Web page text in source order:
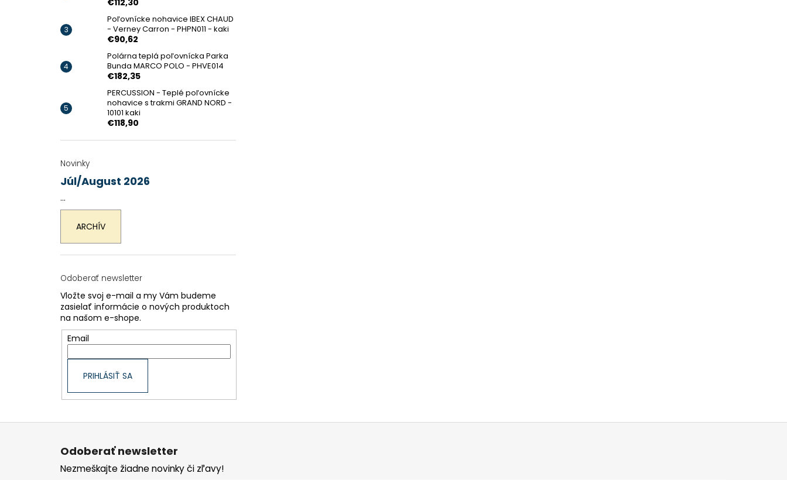
€112,30
Poľovnícke nohavice IBEX CHAUD
- Verney Carron - PHPN011 - kaki
€90,62
Polárna teplá poľovnícka Parka
Bunda MARCO POLO - PHVE014
€182,35
PERCUSSION - Teplé poľovnícke
nohavice s trakmi GRAND NORD -
10101 kaki
€118,90
Novinky
Júl/August 2026
...
ARCHÍV
Odoberať newsletter
Vložte svoj e-mail a my Vám budeme
zasielať informácie o nových produktoch
na našom e-shope.
Email
PRIHLÁSIŤ SA
Z
Odoberať newsletter
Nezmeškajte žiadne novinky či zľavy!